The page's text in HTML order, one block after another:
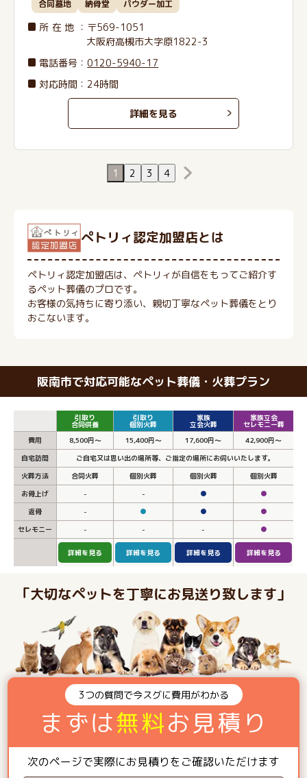
合同墓地 納骨堂 パウダー加工
所在地 ：〒569-1051
大阪府高槻市大字原1822-3
電話番号 ：0120-5940-17
対応時間：24時間
詳細を見る
1 2 3 4
ぺトリィ認定加盟店とは
ペトリィ認定加盟店は、ペトリィが自信をもってご紹介す
るペット葬儀のプロです。
お客様の気持ちに寄り添い、親切丁寧なペット葬儀をとり
おこないます。
阪南市で対応可能なペット葬儀・火葬プラン
引取り
合同供養
引取り
個別火葬
家族
立会火葬
家族立会
セレモニー葬
費用
8,500円～ 15,400円～ 17,600円～
42,900円～
自宅訪問
ご自宅又は思い出の場所等、ご指定の場所にお伺いいたします。
火葬方法
合同火葬 個別火葬 個別火葬
個別火葬
お骨上げ
- - ●
●
返骨
- ● ●
●
セレモニー
- - - ●
詳細を見る 詳細を見る 詳細を見る 詳細を見る
「大切なペットを丁寧にお見送り致します」
3つの質問で今スグに費用がわかる
まずは無料お見積り
次のページで実際にお見積りをご確認いただけます